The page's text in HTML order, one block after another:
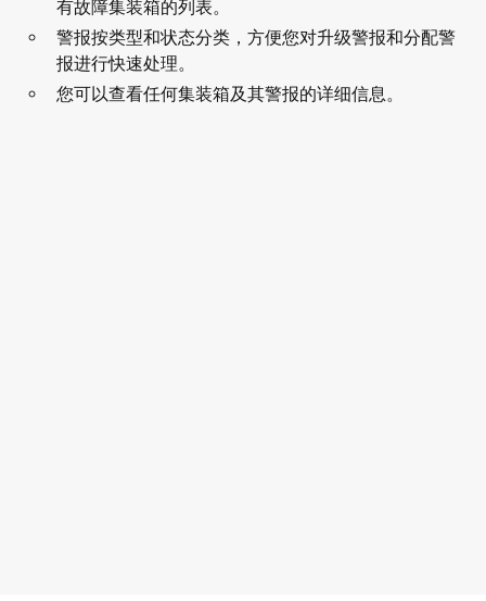
有故障集装箱的列表。
警报按类型和状态分类，方便您对升级警报和分配警
报进行快速处理。
您可以查看任何集装箱及其警报的详细信息。